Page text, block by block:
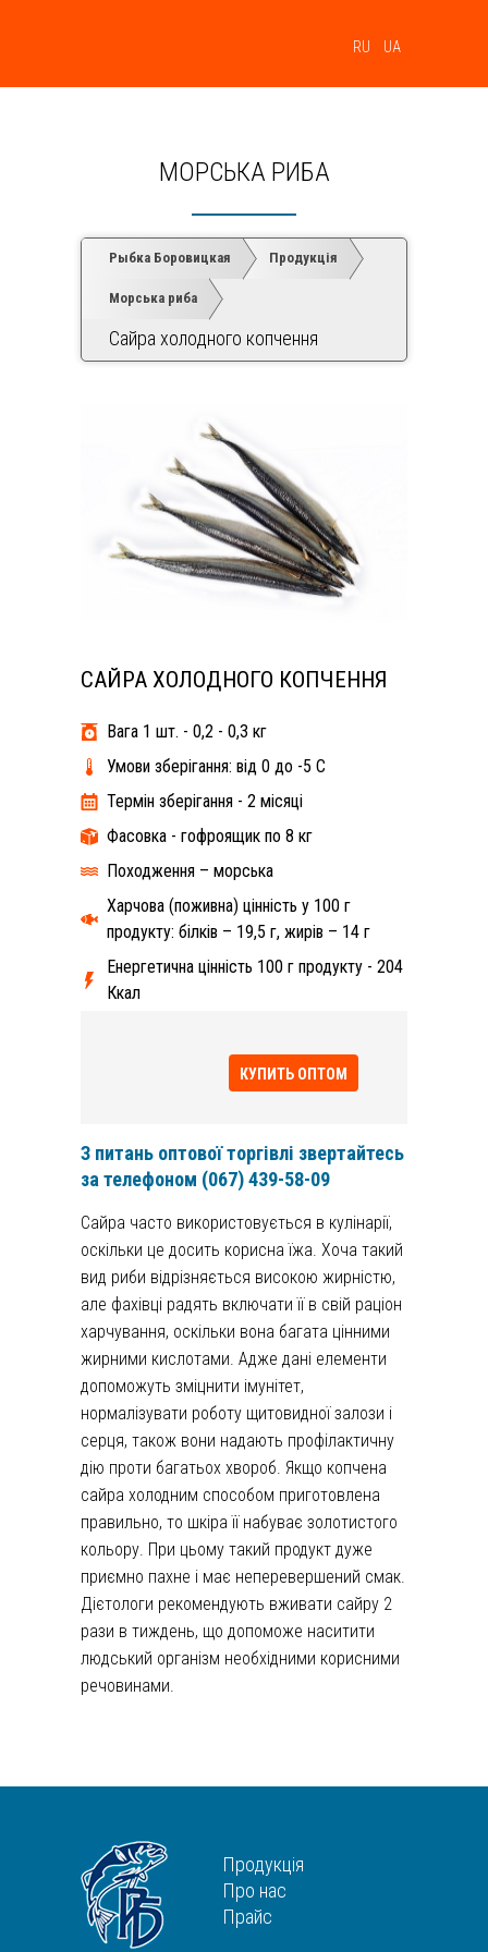
RU UA
МОРСЬКА РИБА
Рыбка Боровицкая Продукція
Морська риба
Сайра холодного копчення
САЙРА ХОЛОДНОГО КОПЧЕННЯ
Вага 1 шт. - 0,2 - 0,3 кг
Умови зберігання: від 0 до -5 С
Термін зберігання - 2 місяці
Фасовка - гофроящик по 8 кг
Походження – морська
Харчова (поживна) цінність у 100 г
продукту: білків – 19,5 г, жирів – 14 г
Енергетична цінність 100 г продукту - 204
Ккал
КУПИТЬ ОПТОМ
З питань оптової торгівлі звертайтесь
за телефоном (067) 439-58-09
Сайра часто використовується в кулінарії,
оскільки це досить корисна їжа. Хоча такий
вид риби відрізняється високою жирністю,
але фахівці радять включати її в свій раціон
харчування, оскільки вона багата цінними
жирними кислотами. Адже дані елементи
допоможуть зміцнити імунітет,
нормалізувати роботу щитовидної залози і
серця, також вони надають профілактичну
дію проти багатьох хвороб. Якщо копчена
сайра холодним способом приготовлена
правильно, то шкіра її набуває золотистого
кольору. При цьому такий продукт дуже
приємно пахне і має неперевершений смак.
Дієтологи рекомендують вживати сайру 2
рази в тиждень, що допоможе наситити
людський організм необхідними корисними
речовинами.
Продукція
Про нас
Прайс